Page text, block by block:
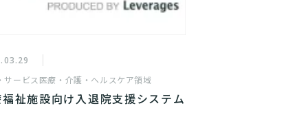
サービス 医療・介護・ヘルスケア領域
祉施設向け入退院支援システム